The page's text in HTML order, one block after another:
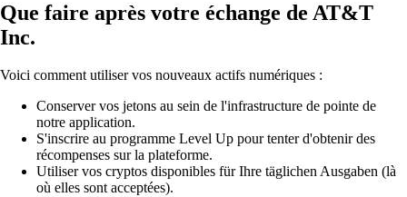
Que faire après votre échange de AT&T
Inc.
Voici comment utiliser vos nouveaux actifs numériques :
Conserver vos jetons au sein de l'infrastructure de pointe de
notre application.
S'inscrire au programme Level Up pour tenter d'obtenir des
récompenses sur la plateforme.
Utiliser vos cryptos disponibles für Ihre täglichen Ausgaben (là
où elles sont acceptées).